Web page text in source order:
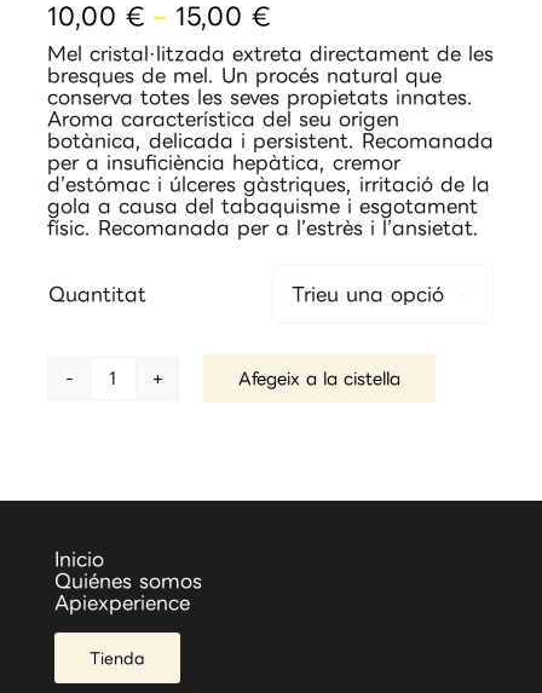
10,00 € – 15,00 €Interval
de
preus:
10,00 €
a
15,00 €
Mel cristal·litzada extreta directament de les
bresques de mel. Un procés natural que
conserva totes les seves propietats innates.
Aroma característica del seu origen
botànica, delicada i persistent. Recomanada
per a insuficiència hepàtica, cremor
d’estómac i úlceres gàstriques, irritació de la
gola a causa del tabaquisme i esgotament
físic. Recomanada per a l’estrès i l’ansietat.
Quantitat
quantitat
Romaní
Afegeix a la cistella
Inicio
Quiénes somos
Apiexperience
Tienda